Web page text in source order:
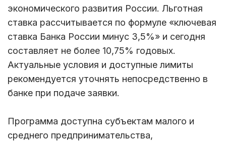
экономического развития России. Льготная
ставка рассчитывается по формуле «ключевая
ставка Банка России минус 3,5%» и сегодня
составляет не более 10,75% годовых.
Актуальные условия и доступные лимиты
рекомендуется уточнять непосредственно в
банке при подаче заявки.
Программа доступна субъектам малого и
среднего предпринимательства,